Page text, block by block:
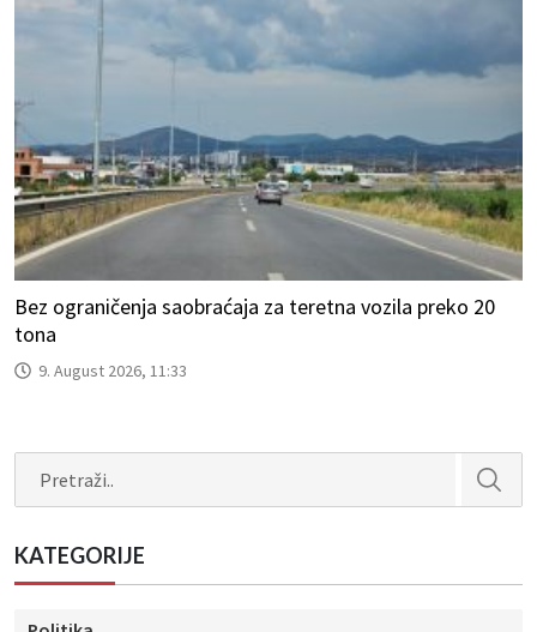
Bez ograničenja saobraćaja za teretna vozila preko 20
tona
9. August 2026, 11:33
KATEGORIJE